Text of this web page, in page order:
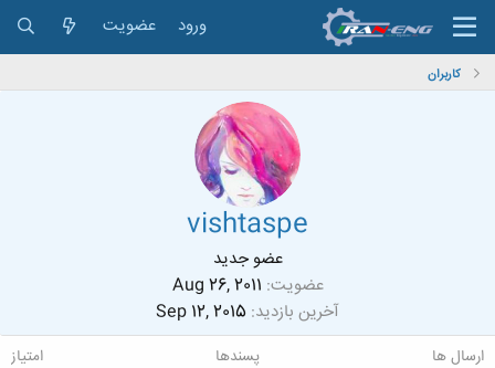
ورود عضویت
کاربران
vishtaspe
عضو جدید
عضویت Aug 26, 2011
آخرین بازدید Sep 12, 2015
ارسال ها پسندها امتیاز